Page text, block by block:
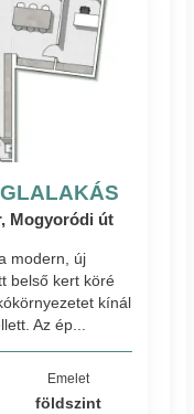
Mogyoródi út
modern, új
belső kert köré
kínál
Az ép...
Emelet
földszint